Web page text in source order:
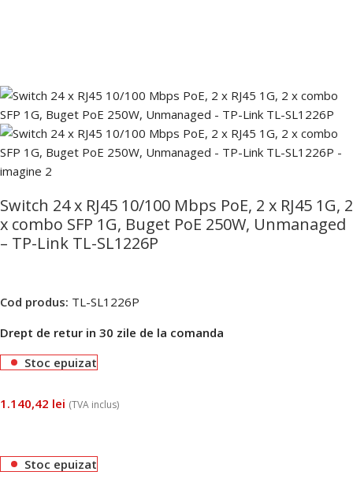
Switch 24 x RJ45 10/100 Mbps PoE, 2 x RJ45 1G, 2
x combo SFP 1G, Buget PoE 250W, Unmanaged
– TP-Link TL-SL1226P
Cod produs: TL-SL1226P
Drept de retur in 30 zile de la comanda
Stoc epuizat
1.140,42 lei (TVA inclus)
Stoc epuizat